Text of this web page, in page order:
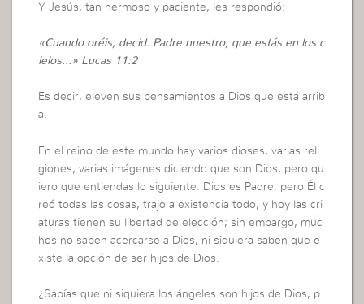
Y Jesús, tan hermoso y paciente, les respondió:
«Cuando oréis, decid: Padre nuestro, que estás en los c
ielos…» Lucas 11:2
Es decir, eleven sus pensamientos a Dios que está arrib
a.
En el reino de este mundo hay varios dioses, varias reli
giones, varias imágenes diciendo que son Dios, pero qu
iero que entiendas lo siguiente: Dios es Padre, pero Él c
reó todas las cosas, trajo a existencia todo, y hoy las cri
aturas tienen su libertad de elección; sin embargo, muc
hos no saben acercarse a Dios, ni siquiera saben que e
xiste la opción de ser hijos de Dios.
¿Sabías que ni siquiera los ángeles son hijos de Dios, p